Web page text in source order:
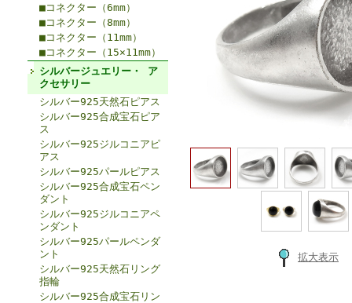
■コネクター（6mm）
■コネクター（8mm）
■コネクター（11mm）
■コネクター（15×11mm）
シルバージュエリー・ ア
クセサリー
シルバー925天然石ピアス
シルバー925合成宝石ピア
ス
シルバー925ジルコニアピ
アス
シルバー925パールピアス
シルバー925合成宝石ペン
ダント
シルバー925ジルコニアペ
ンダント
シルバー925パールペンダ
ント
シルバー925天然石リング
指輪
シルバー925合成宝石リン
拡大表示